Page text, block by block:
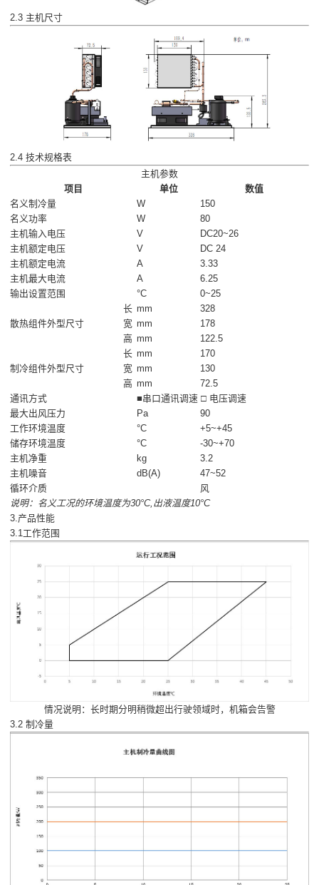
2.3 主机尺寸
2.4 技术规格表
主机参数
项目
单位
数值
名义制冷量
W
150
名义功率
W
80
主机输入电压
V
DC20~26
主机额定电压
V
DC 24
主机额定电流
A
3.33
主机最大电流
A
6.25
输出设置范围
°C 0~25
散热组件外型尺寸
长 mm
328
宽 mm
178
高 mm 122.5
制冷组件外型尺寸
长 mm
170
宽 mm
130
高 mm
72.5
通讯方式
■串口通讯调速 □ 电压调速
最大出风压力
Pa
90
工作环境温度
°C
+5~+45
储存环境温度
°C
-30~+70
主机净重
kg
3.2
主机噪音
dB(A)
47~52
循环介质
风
说明：名义工况的环境温度为30°C,出液温度10°C
3.产品性能
3.1工作范围
情况说明：长时期分明稍微超出行驶领域时，机箱会告警
3.2 制冷量